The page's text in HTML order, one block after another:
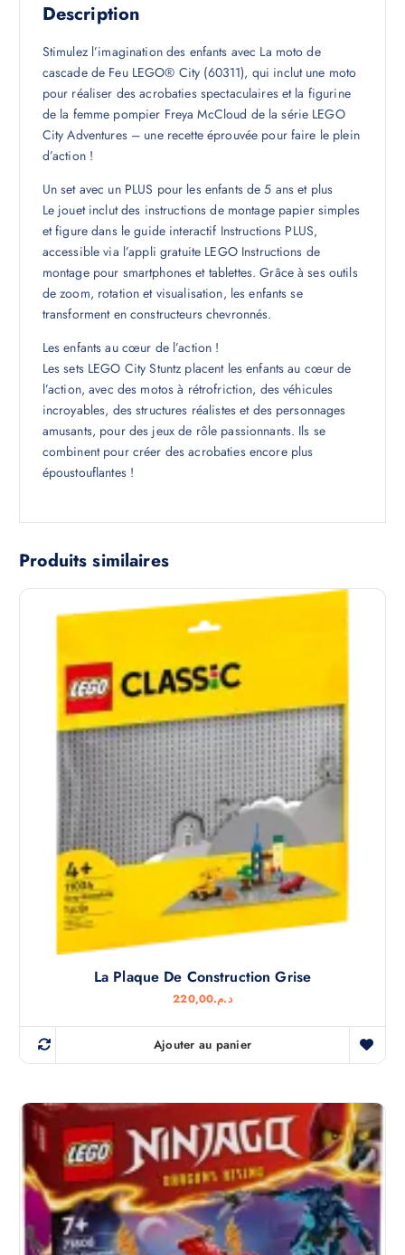
Description
Stimulez l’imagination des enfants avec La moto de
cascade de Feu LEGO® City (60311), qui inclut une moto
pour réaliser des acrobaties spectaculaires et la figurine
de la femme pompier Freya McCloud de la série LEGO
City Adventures – une recette éprouvée pour faire le plein
d’action !
Un set avec un PLUS pour les enfants de 5 ans et plus
Le jouet inclut des instructions de montage papier simples
et figure dans le guide interactif Instructions PLUS,
accessible via l’appli gratuite LEGO Instructions de
montage pour smartphones et tablettes. Grâce à ses outils
de zoom, rotation et visualisation, les enfants se
transforment en constructeurs chevronnés.
Les enfants au cœur de l’action !
Les sets LEGO City Stuntz placent les enfants au cœur de
l’action, avec des motos à rétrofriction, des véhicules
incroyables, des structures réalistes et des personnages
amusants, pour des jeux de rôle passionnants. Ils se
combinent pour créer des acrobaties encore plus
époustouflantes !
Produits similaires
La Plaque De Construction Grise
د.م.220,00
Ajouter au panier